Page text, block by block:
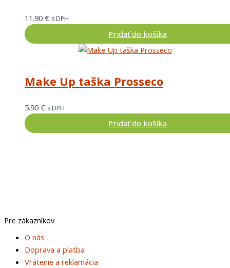
11.90 € s DPH
Pridať do košíka
Make Up taška Prosseco
5.90 € s DPH
Pridať do košíka
Pre zákazníkov
Main
Menu
O nás
Doprava a platba
Vrátenie a reklamácia